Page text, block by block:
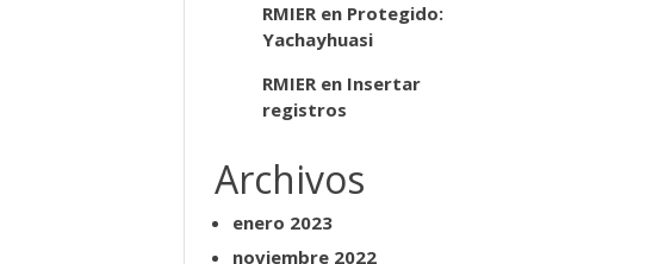
RMIERen Protegido:
Yachayhuasi
RMIERen Insertar
registros
Archivos
enero 2023
noviembre 2022